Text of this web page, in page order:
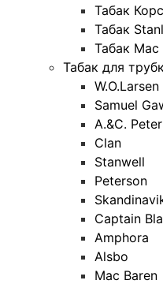
Табак
Табак
Табак
Табак для
W.O.Larsen
Samuel
A.&C.
Clan
Stanwell
Peterson
Captain
Amphora
Alsbo
Mac Baren